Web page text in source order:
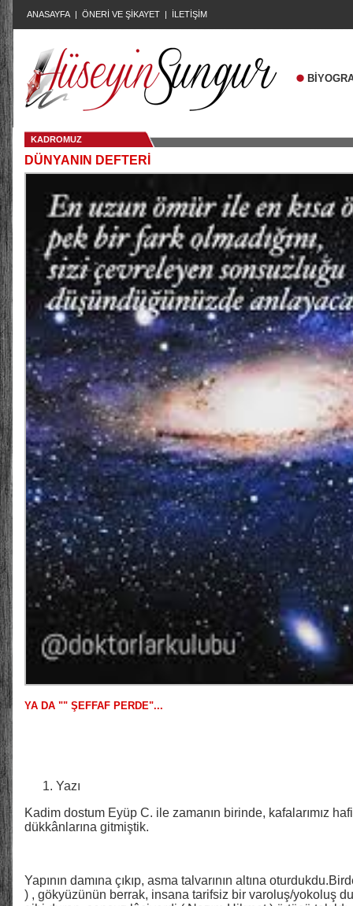
ANASAYFA | ÖNERİ VE ŞİKAYET | İLETİŞİM
KADROMUZ
DÜNYANIN DEFTERİ
YA DA "" ŞEFFAF PERDE"...
Yazı
Kadim dostum Eyüp C. ile zamanın birinde, kafalarımız
dükkânlarına gitmiştik.
Yapının damına çıkıp, asma talvarının altına
) , gökyüzünün berrak, insana tarifsiz bir varoluş/yokoluş